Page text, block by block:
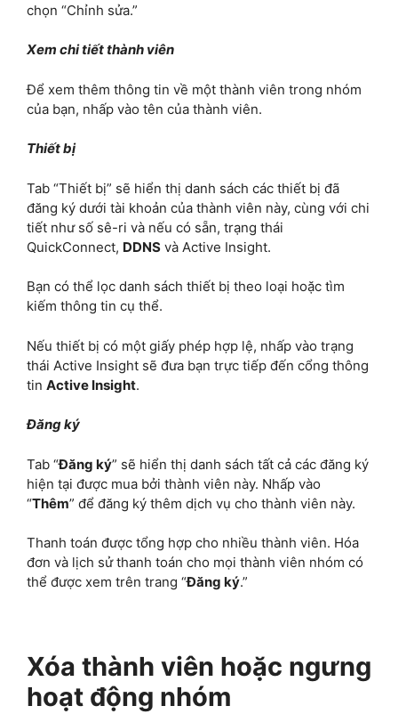
chọn “Chỉnh sửa.”
Xem chi tiết thành viên
Để xem thêm thông tin về một thành viên trong nhóm
của bạn, nhấp vào tên của thành viên.
Thiết bị
Tab “Thiết bị” sẽ hiển thị danh sách các thiết bị đã
đăng ký dưới tài khoản của thành viên này, cùng với chi
tiết như số sê-ri và nếu có sẵn, trạng thái
QuickConnect, DDNS và Active Insight.
Bạn có thể lọc danh sách thiết bị theo loại hoặc tìm
kiếm thông tin cụ thể.
Nếu thiết bị có một giấy phép hợp lệ, nhấp vào trạng
thái Active Insight sẽ đưa bạn trực tiếp đến cổng thông
tin Active Insight.
Đăng ký
Tab “Đăng ký” sẽ hiển thị danh sách tất cả các đăng ký
hiện tại được mua bởi thành viên này. Nhấp vào
“Thêm” để đăng ký thêm dịch vụ cho thành viên này.
Thanh toán được tổng hợp cho nhiều thành viên. Hóa
đơn và lịch sử thanh toán cho mọi thành viên nhóm có
thể được xem trên trang “Đăng ký.”
Xóa thành viên hoặc ngưng
hoạt động nhóm